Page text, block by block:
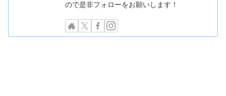
ので是非フォローをお願いします！